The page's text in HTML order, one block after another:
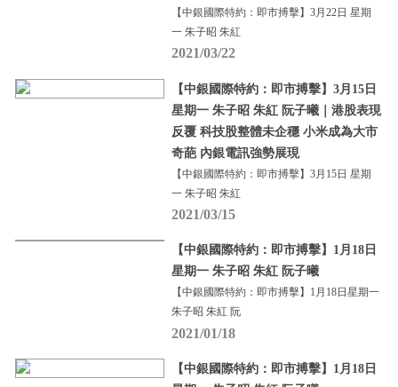
【中銀國際特約：即市搏擊】3月22日 星期
一 朱子昭 朱紅
2021/03/22
【中銀國際特約：即市搏擊】3月15日
星期一 朱子昭 朱紅 阮子曦｜港股表現
反覆 科技股整體未企穩 小米成為大市
奇葩 內銀電訊強勢展現
【中銀國際特約：即市搏擊】3月15日 星期
一 朱子昭 朱紅
2021/03/15
【中銀國際特約：即市搏擊】1月18日
星期一 朱子昭 朱紅 阮子曦
【中銀國際特約：即市搏擊】1月18日星期一
朱子昭 朱紅 阮
2021/01/18
【中銀國際特約：即市搏擊】1月18日